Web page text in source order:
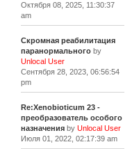
Октября 08, 2025, 11:30:37
am
Скромная реабилитация
паранормальногоby
Unlocal User
Сентября 28, 2023, 06:56:54
pm
Re:Xenobioticum 23 -
преобразователь особого
назначенияby Unlocal User
Июля 01, 2022, 02:17:39 am